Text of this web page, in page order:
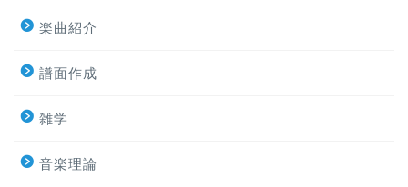
楽曲紹介
譜面作成
雑学
音楽理論